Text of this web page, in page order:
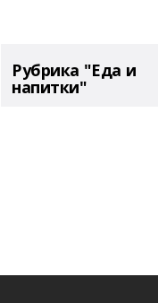
Рубрика "Еда и
напитки"